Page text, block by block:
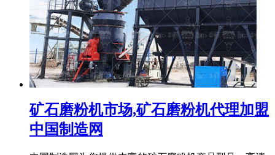
矿石磨粉机市场,矿石磨粉机代理加盟
中国制造网